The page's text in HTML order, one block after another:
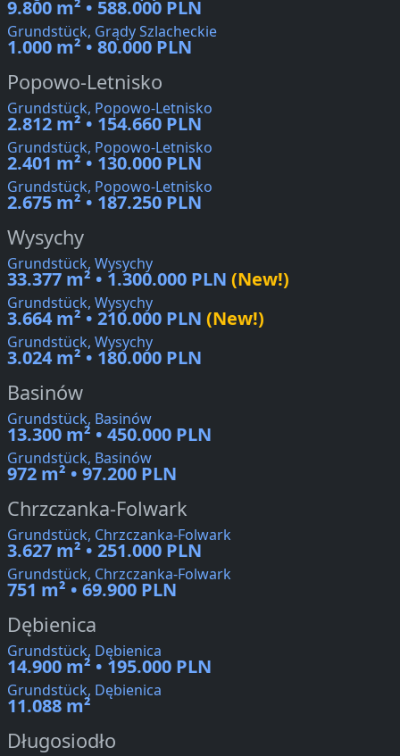
9.800 m² • 588.000 PLN
Grundstück, Grądy Szlacheckie
1.000 m² • 80.000 PLN
Popowo-Letnisko
Grundstück, Popowo-Letnisko
2.812 m² • 154.660 PLN
Grundstück, Popowo-Letnisko
2.401 m² • 130.000 PLN
Grundstück, Popowo-Letnisko
2.675 m² • 187.250 PLN
Wysychy
Grundstück, Wysychy
33.377 m² • 1.300.000 PLN (New!)
Grundstück, Wysychy
3.664 m² • 210.000 PLN (New!)
Grundstück, Wysychy
3.024 m² • 180.000 PLN
Basinów
Grundstück, Basinów
13.300 m² • 450.000 PLN
Grundstück, Basinów
972 m² • 97.200 PLN
Chrzczanka-Folwark
Grundstück, Chrzczanka-Folwark
3.627 m² • 251.000 PLN
Grundstück, Chrzczanka-Folwark
751 m² • 69.900 PLN
Dębienica
Grundstück, Dębienica
14.900 m² • 195.000 PLN
Grundstück, Dębienica
11.088 m²
Długosiodło